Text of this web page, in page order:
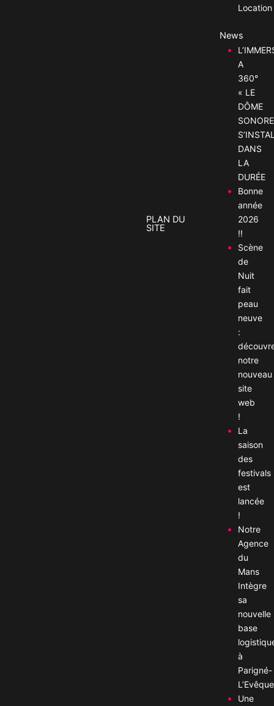
PLAN DU
SITE
Location
News
A
360°
« LE
DÔME
DANS
LA
DURÉE
Bonne
année
2026
!!
Scène
de
Nuit
fait
peau
neuve
:
notre
nouveau
site
web
!
La
saison
des
festivals
est
lancée
!
Notre
Agence
du
Mans
Intègre
sa
nouvelle
base
à
Parigné-
Une